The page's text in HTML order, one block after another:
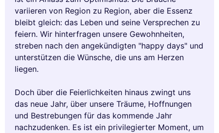
variieren von Region zu Region, aber die Essenz
bleibt gleich: das Leben und seine Versprechen zu
feiern. Wir hinterfragen unsere Gewohnheiten,
streben nach den angekündigten "happy days" und
unterstützen die Wünsche, die uns am Herzen
liegen.
Doch über die Feierlichkeiten hinaus zwingt uns
das neue Jahr, über unsere Träume, Hoffnungen
und Bestrebungen für das kommende Jahr
nachzudenken. Es ist ein privilegierter Moment, um